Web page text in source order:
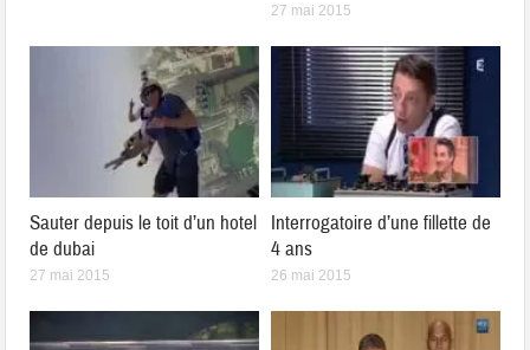
27 mai 2015
Sauter depuis le toit d’un hotel
de dubai
27 mai 2015
Interrogatoire d’une fillette de
4 ans
26 mai 2015